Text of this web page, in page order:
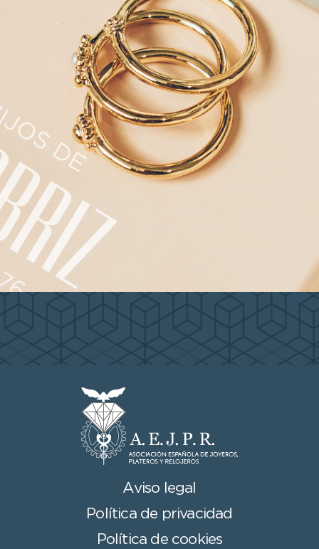
Aviso legal
Política de privacidad
Política de cookies